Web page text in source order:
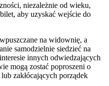
niezależnie od wieku,
aby uzyskać wejście do
na widownię, a
samodzielnie siedzieć na
innych odwiedzających
mogą zostać poproszeni o
zakłócających porządek